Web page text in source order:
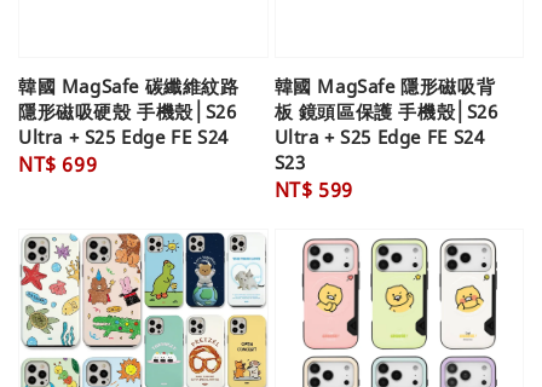
韓國 MagSafe 碳纖維紋路
隱形磁吸硬殼 手機殼│S26
Ultra + S25 Edge FE S24
Regular
NT$ 699
韓國 MagSafe 隱形磁吸背
板 鏡頭區保護 手機殼│S26
Ultra + S25 Edge FE S24
S23
Regular
NT$ 599